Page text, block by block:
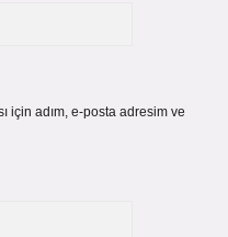
için adım, e-posta adresim ve